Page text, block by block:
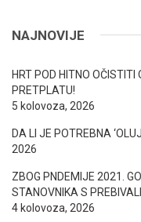
NAJNOVIJE
HRT POD HITNO OČISTITI
PRETPLATU!
5 kolovoza, 2026
DA LI JE POTREBNA
2026
ZBOG PNDEMIJE 2021.
STANOVNIKA S
4 kolovoza, 2026